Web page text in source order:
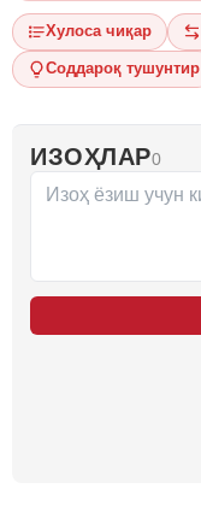
Хулоса чиқар
Соддароқ тушунтир
ИЗОҲЛАР0